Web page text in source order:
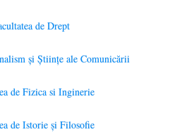
de Drept
şi Ştiinţe ale Comunicării
de Fizica si Inginerie
de Istorie şi Filosofie